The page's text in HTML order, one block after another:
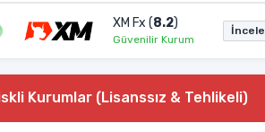
XM Fx (8.2)
Güvenilir Kurum
İncele
Kurumlar (Lisanssız & Tehlikeli)